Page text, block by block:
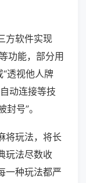
方软件实现
功能，部分用
“透视他人牌
动连接等技
号”。
将玩法，将长
玩法尽数收
一种玩法都严